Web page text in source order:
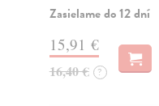
Zasielame do 12 dní
15,91 €
16,40 € ?